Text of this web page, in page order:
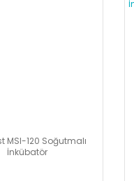
MSI-120 Soğutmalı
İnkübatör